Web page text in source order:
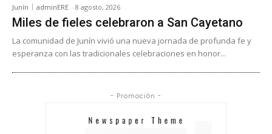
Junín adminERE - 8 agosto, 2026
Miles de fieles celebraron a San Cayetano
La comunidad de Junín vivió una nueva jornada de profunda fe y
esperanza con las tradicionales celebraciones en honor...
- Promoción -